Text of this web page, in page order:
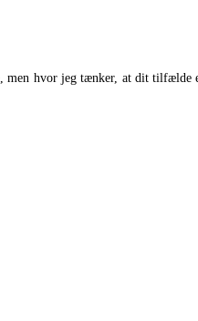
hvor jeg tænker, at dit tilfælde